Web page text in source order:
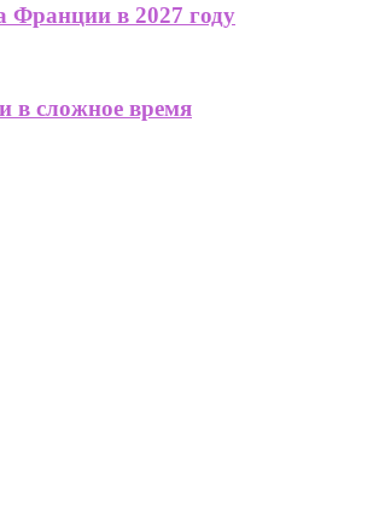
Франции в 2027 году
в сложное время